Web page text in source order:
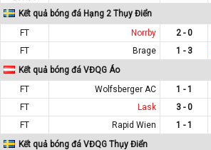
Kết quả bóng đá Hạng 2 Thụy Điển
FT
Norrby 2 - 0
FT
Brage 1 - 3
Kết quả bóng đá VĐQG Áo
FT
Wolfsberger AC 1 - 1
FT
Lask 3 - 0
FT
Rapid Wien 1 - 1
Kết quả bóng đá VĐQG Thụy Điển